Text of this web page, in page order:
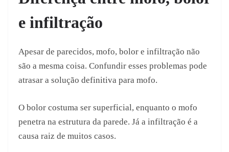
e infiltração
Apesar de parecidos, mofo, bolor e infiltração não
são a mesma coisa. Confundir esses problemas pode
atrasar a solução definitiva para mofo.
O bolor costuma ser superficial, enquanto o mofo
penetra na estrutura da parede. Já a infiltração é a
causa raiz de muitos casos.